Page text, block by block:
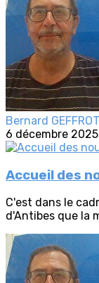
Bernard
6 décembre 2025
Accueil des
C'est dans le
d'Antibes que la